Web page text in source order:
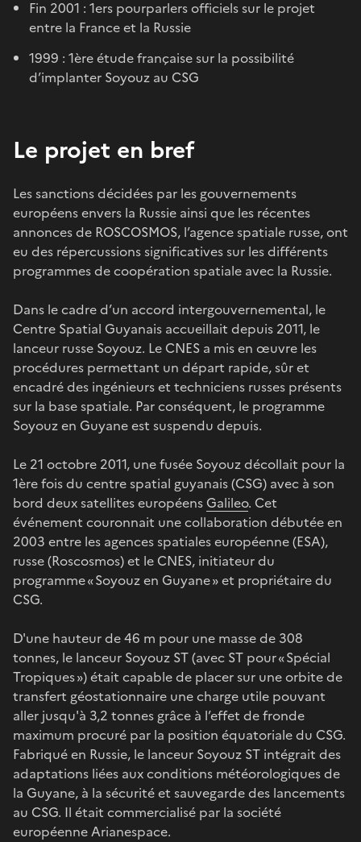
Fin 2001 : 1ers pourparlers officiels sur le projet
entre la France et la Russie
1999 : 1ère étude française sur la possibilité
d’implanter Soyouz au CSG
Le projet en bref
Les sanctions décidées par les gouvernements
européens envers la Russie ainsi que les récentes
annonces de ROSCOSMOS, l’agence spatiale russe, ont
eu des répercussions significatives sur les différents
programmes de coopération spatiale avec la Russie.
Dans le cadre d’un accord intergouvernemental, le
Centre Spatial Guyanais accueillait depuis 2011, le
lanceur russe Soyouz. Le CNES a mis en œuvre les
procédures permettant un départ rapide, sûr et
encadré des ingénieurs et techniciens russes présents
sur la base spatiale. Par conséquent, le programme
Soyouz en Guyane est suspendu depuis.
Le 21 octobre 2011, une fusée Soyouz décollait pour la
1ère fois du centre spatial guyanais (CSG) avec à son
bord deux satellites européens Galileo. Cet
événement couronnait une collaboration débutée en
2003 entre les agences spatiales européenne (ESA),
russe (Roscosmos) et le CNES, initiateur du
programme « Soyouz en Guyane » et propriétaire du
CSG.
D'une hauteur de 46 m pour une masse de 308
tonnes, le lanceur Soyouz ST (avec ST pour « Spécial
Tropiques ») était capable de placer sur une orbite de
transfert géostationnaire une charge utile pouvant
aller jusqu'à 3,2 tonnes grâce à l’effet de fronde
maximum procuré par la position équatoriale du CSG.
Fabriqué en Russie, le lanceur Soyouz ST intégrait des
adaptations liées aux conditions météorologiques de
la Guyane, à la sécurité et sauvegarde des lancements
au CSG. Il était commercialisé par la société
européenne Arianespace.